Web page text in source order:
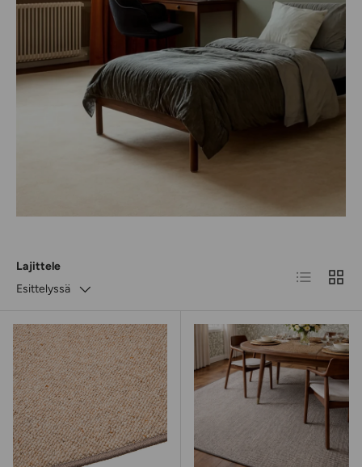
Lajittele
Esittelyssä
Luettelo